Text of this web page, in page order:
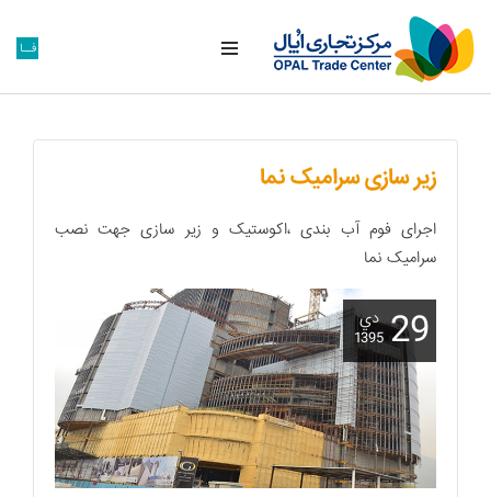
فــا
زیر سازی سرامیک نما
اجرای فوم آب بندی ،اکوستیک و زیر سازی جهت نصب
سرامیک نما
29 دي
1395